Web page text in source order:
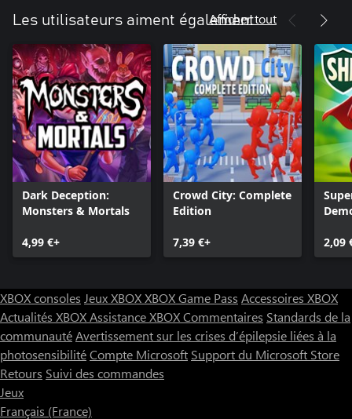
Les utilisateurs aiment également
Afficher tout
Dark Deception:
Monsters & Mortals
4,99 €+
Crowd City: Complete
Edition
7,39 €+ 2,09
XBOX consoles Jeux XBOXXBOX Game Pass Accessoires XBOX
Actualités XBOXAssistance XBOXCommentaires Standards de la
communautéAvertissement sur les crises d’épilepsie liées à la
photosensibilitéCompte Microsoft Support du Microsoft Store
Retours Suivi des commandes
Jeux
Français (France)